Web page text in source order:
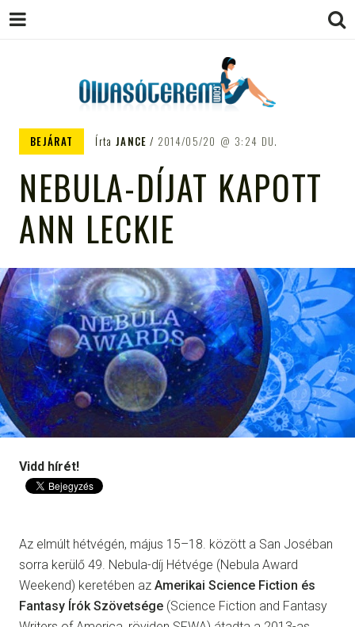
OLVASÓTEREM.COM – AZ
EGÉSZSÉGES OLVASÁS
TÁMOGATÓJA
BEJÁRAT Írta JANCE 2014/05/20 3:24 DU.
NEBULA-DÍJAT KAPOTT
ANN LECKIE
Vidd hírét!
Az elmúlt hétvégén, május 15–18. között a San Joséban
sorra kerülő 49. Nebula-díj Hétvége (Nebula Award
Weekend) keretében az Amerikai Science Fiction és
Fantasy Írók Szövetsége (Science Fiction and Fantasy